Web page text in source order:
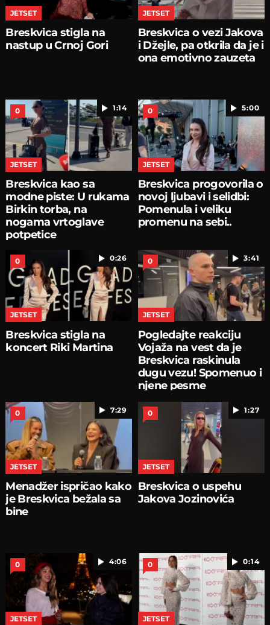
JETSET
Breskvica stigla na
nastup u Crnoj Gori
JETSET
Breskvica o vezi Jakova
i Džejle, pa otkrila da je i
ona emotivno zauzeta
1:14
0
JETSET
Breskvica kao sa
modne piste: U rukama
Birkin torba, na
nogama vrtoglave
potpetice
5:00
0
JETSET
Breskvica progovorila o
novoj ljubavi i selidbi:
Pomenula i veliku
promenu na sebi..
0:26
0
JETSET
Breskvica stigla na
koncert Riki Martina
3:41
0
JETSET
Pogledajte reakciju
Vojaža na vest da je
Breskvica raskinula
dugu vezu! Spomenuo i
njene pesme
7:29
0
JETSET
Menadžer ispričao kako
je Breskvica bežala sa
bine
1:27
0
JETSET
Breskvica o uspehu
Jakova Jozinovića
4:06
0
JETSET
0:14
0
JETSET